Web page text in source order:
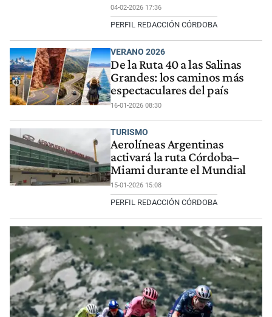
04-02-2026 17:36
PERFIL REDACCIÓN CÓRDOBA
VERANO 2026
De la Ruta 40 a las Salinas
Grandes: los caminos más
espectaculares del país
16-01-2026 08:30
TURISMO
Aerolíneas Argentinas
activará la ruta Córdoba–
Miami durante el Mundial
15-01-2026 15:08
PERFIL REDACCIÓN CÓRDOBA